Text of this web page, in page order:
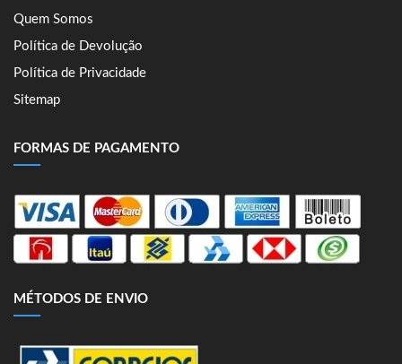
Quem Somos
Política de Devolução
Política de Privacidade
Sitemap
FORMAS DE PAGAMENTO
MÉTODOS DE ENVIO